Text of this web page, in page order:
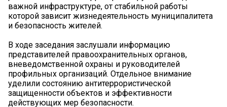
важной инфраструктуре, от стабильной работы
которой зависит жизнедеятельность муниципалитета
и безопасность жителей.
В ходе заседания заслушали информацию
представителей правоохранительных органов,
вневедомственной охраны и руководителей
профильных организаций. Отдельное внимание
уделили состоянию антитеррористической
защищенности объектов и эффективности
действующих мер безопасности.